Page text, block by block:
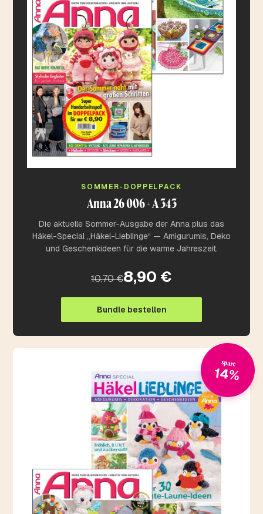
SOMMER-DOPPELPACK
Anna 26 006 + A 343
Die aktuelle Sommer-Ausgabe der Anna plus das
Häkel-Special „Häkel-Lieblinge“ — Amigurumis, Deko
und Geschenkideen für die warme Jahreszeit.
10,70 €8,90 €
Bundle bestellen
spare
14%